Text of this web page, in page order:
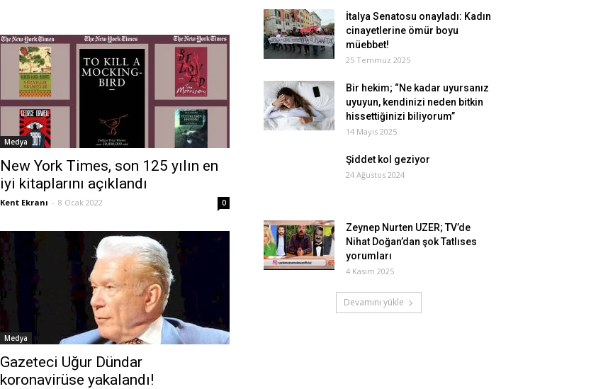
Medya
New York Times, son 125 yılın en
iyi kitaplarını açıklandı
Kent Ekranı - 8 Ocak 2022 0
Medya
Gazeteci Uğur Dündar
koronavirüse yakalandı!
İtalya Senatosu onayladı: Kadın
cinayetlerine ömür boyu
müebbet!
25 Temmuz 2025
Bir hekim; “Ne kadar uyursanız
uyuyun, kendinizi neden bitkin
hissettiğinizi biliyorum”
14 Mayıs 2025
Şiddet kol geziyor
24 Ağustos 2024
Zeynep Nurten UZER; TV’de
Nihat Doğan’dan şok Tatlıses
yorumları
4 Kasım 2025
Devamını yükle